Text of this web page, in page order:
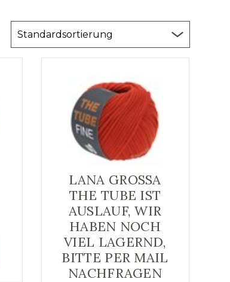
LANA GROSSA
THE TUBE IST
AUSLAUF, WIR
HABEN NOCH
VIEL LAGERND,
BITTE PER MAIL
NACHFRAGEN